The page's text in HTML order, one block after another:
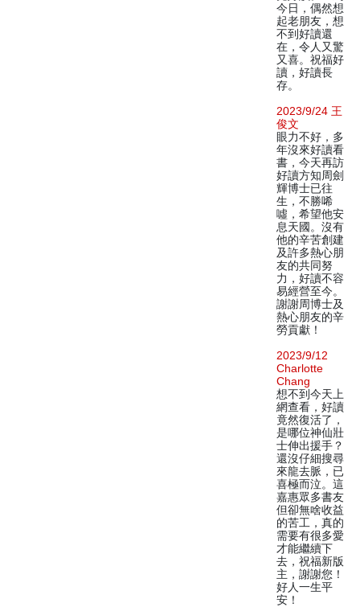
今日，偶然想
起老朋友，想
不到好讀還
在，令人又驚
又喜。祝福好
讀，好讀長
存。
2023/9/24 王
俊文
眼力不好，多
年沒來好讀看
書，今天再訪
好讀方知周劍
輝博士已往
生，不勝唏
噓，希望他安
息天國。沒有
他的辛苦創建
及許多熱心朋
友的共同努
力，好讀不容
易經營至今。
謝謝周博士及
熱心朋友的辛
勞貢獻！
2023/9/12
Charlotte
Chang
想不到今天上
網查看，好讀
竟然復活了，
是哪位神仙壯
士伸出援手？
還沒仔細搜尋
來龍去脈，已
喜極而泣。這
嘉惠眾多書友
但卻無啥收益
的苦工，真的
需要有很多愛
才能繼續下
去，祝福新版
主，謝謝您！
好人一生平
安！